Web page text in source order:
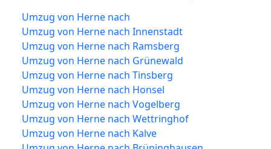
Umzug von Herne nach
Umzug von Herne nach Innenstadt
Umzug von Herne nach Ramsberg
Umzug von Herne nach Grünewald
Umzug von Herne nach Tinsberg
Umzug von Herne nach Honsel
Umzug von Herne nach Vogelberg
Umzug von Herne nach Wettringhof
Umzug von Herne nach Kalve